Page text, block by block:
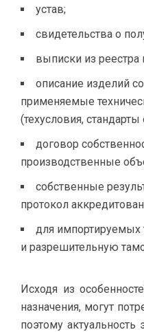
устав;
свидетельства о
выписки из реестра
описание изделий
применяемые
(техусловия, стандарты
договор
производственные
собственные
протокол
для импортируемых
и разрешительную
Исходя из
назначения, могут
поэтому актуальность